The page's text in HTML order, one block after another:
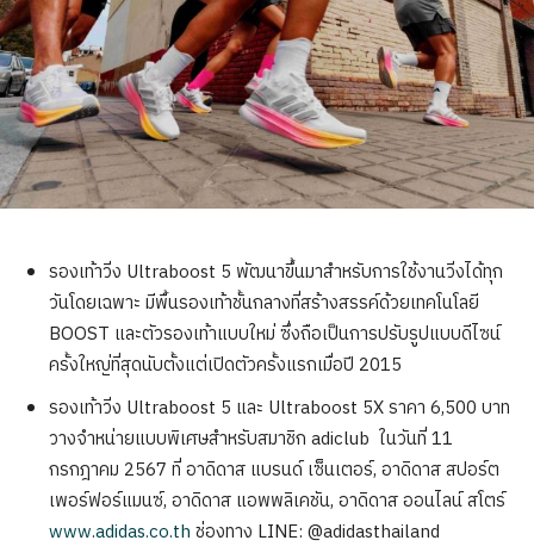
รองเท้าวิ่ง Ultraboost 5 พัฒนาขึ้นมาสำหรับการใช้งานวิ่งได้ทุก
วันโดยเฉพาะ มีพื้นรองเท้าชั้นกลางที่สร้างสรรค์ด้วยเทคโนโลยี
BOOST และตัวรองเท้าแบบใหม่ ซึ่งถือเป็นการปรับรูปแบบดีไซน์
ครั้งใหญ่ที่สุดนับตั้งแต่เปิดตัวครั้งแรกเมื่อปี 2015
รองเท้าวิ่ง Ultraboost 5 และ Ultraboost 5X ราคา 6,500 บาท
วางจำหน่ายแบบพิเศษสำหรับสมาชิก adiclub ในวันที่ 11
กรกฎาคม 2567 ที่ อาดิดาส แบรนด์ เซ็นเตอร์, อาดิดาส สปอร์ต
เพอร์ฟอร์แมนซ์, อาดิดาส แอพพลิเคชัน, อาดิดาส ออนไลน์ สโตร์
www.adidas.co.th ช่องทาง LINE: @adidasthailand